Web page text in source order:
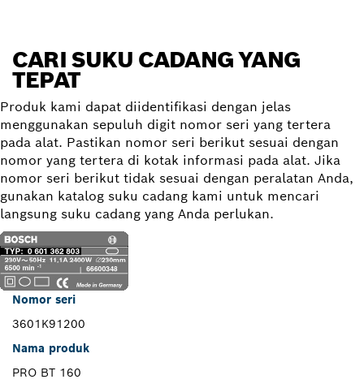
CARI SUKU CADANG YANG
TEPAT
Produk kami dapat diidentifikasi dengan jelas
menggunakan sepuluh digit nomor seri yang tertera
pada alat. Pastikan nomor seri berikut sesuai dengan
nomor yang tertera di kotak informasi pada alat. Jika
nomor seri berikut tidak sesuai dengan peralatan Anda,
gunakan katalog suku cadang kami untuk mencari
langsung suku cadang yang Anda perlukan.
Nomor seri
3601K91200
Nama produk
PRO BT 160